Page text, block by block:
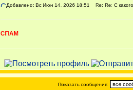
Добавлено: Вс Июн 14, 2026 18:51 Re: Re: С
СПАМ
Показать сообщения: